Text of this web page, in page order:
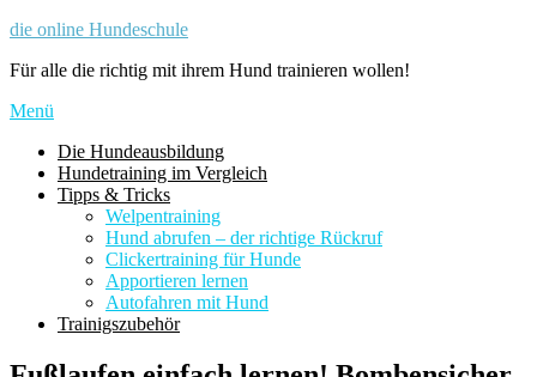
Zum
springen
die online Hundeschule
Für alle die richtig mit ihrem Hund trainieren wollen!
Menü
Die Hundeausbildung
Hundetraining im Vergleich
Tipps & Tricks
Welpentraining
Hund abrufen – der richtige Rückruf
Clickertraining für Hunde
Apportieren lernen
Autofahren mit Hund
Trainigszubehör